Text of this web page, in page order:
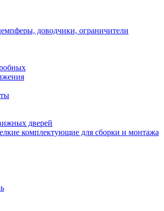
доводчики, ограничители
дверей
комплектующие для сборки и монтажа